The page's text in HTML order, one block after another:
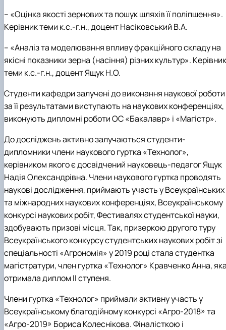
– «Оцінка якості зернових та пошук шляхів її поліпшення».
Керівник теми к.с.-г.н., доцент Насіковський В.А.
– «Аналіз та моделювання впливу фракційного складу на
якісні показники зерна (насіння) різних культур». Керівник
теми к.с.-г.н., доцент Ящук Н.О.
Студенти кафедри залучені до виконання наукової роботи
за її результатами виступають на наукових конференціях,
виконують дипломні роботи ОС «Бакалавр» і «Магістр».
До досліджень активно залучаються студенти-
дипломники члени наукового гуртка «Технолог»,
керівником якого є досвідчений науковець-педагог Ящук
Надія Олександрівна. Члени наукового гуртка проводять
наукові дослідження, приймають участь у Всеукраїнських
та міжнародних наукових конференціях, Всеукраїнському
конкурсі наукових робіт, Фестивалях студентської науки,
здобувають призові місця. Так, призеркою другого туру
Всеукраїнського конкурсу студентських наукових робіт зі
спеціальності «Агрономія» у 2019 році стала студентка
магістратури, член гуртка «Технолог» Кравченко Анна,
отримала диплом ІІ ступеня.
Члени гуртка «Технолог» приймали активну участь у
Всеукраїнському благодійному конкурсі «Агро-2018» та
«Агро-2019» Бориса Колеснікова. Фіналісткою і